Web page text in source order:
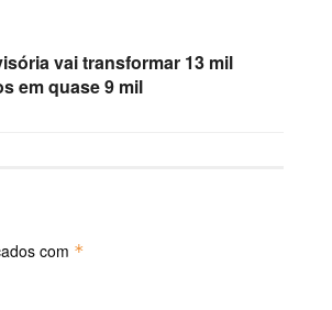
vai transformar 13 mil
em quase 9 mil
com *